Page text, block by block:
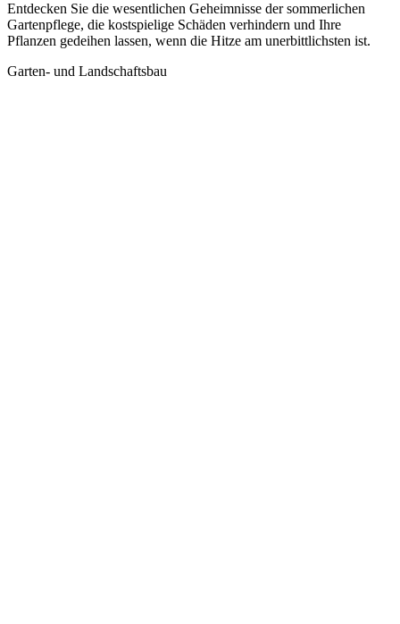
Entdecken Sie die wesentlichen Geheimnisse der sommerlichen
Gartenpflege, die kostspielige Schäden verhindern und Ihre
Pflanzen gedeihen lassen, wenn die Hitze am unerbittlichsten ist.
Garten- und Landschaftsbau